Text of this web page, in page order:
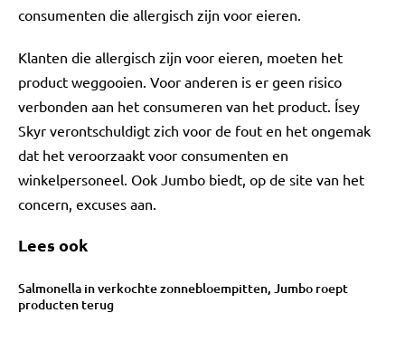
consumenten die allergisch zijn voor eieren.
Klanten die allergisch zijn voor eieren, moeten het
product weggooien. Voor anderen is er geen risico
verbonden aan het consumeren van het product. Ísey
Skyr verontschuldigt zich voor de fout en het ongemak
dat het veroorzaakt voor consumenten en
winkelpersoneel. Ook Jumbo biedt, op de site van het
concern, excuses aan.
Lees ook
Salmonella in verkochte zonnebloempitten, Jumbo roept
producten terug